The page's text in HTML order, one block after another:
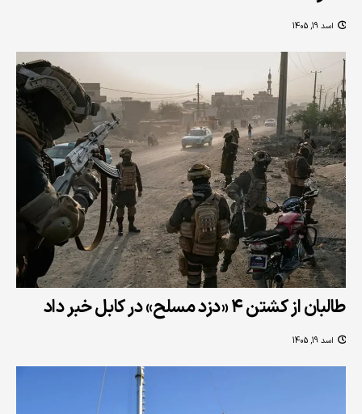
اسد 19, 1405
طالبان از کشتن ۴ «دزد مسلح» در کابل خبر داد
اسد 19, 1405